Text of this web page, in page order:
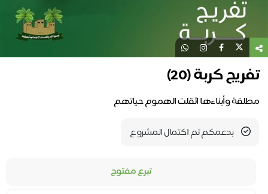
تفريج كربة (20)
مطلقة وأبناءها اثقلت الهموم حياتهم
بدعمكم تم اكتمال المشروع
تبرع مفتوح